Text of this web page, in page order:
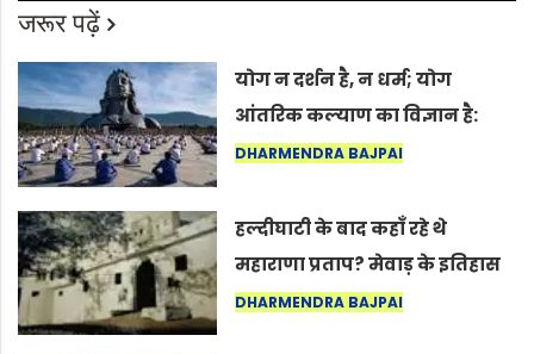
जरूर पढ़ें
योग न दर्शन है, न धर्म; योग
आंतरिक कल्याण का विज्ञान है:
अंतरराष्ट्रीय योग दिवस 2026 पर
DHARMENDRA BAJPAI
हल्दीघाटी के बाद कहाँ रहे थे
महाराणा प्रताप? मेवाड़ के इतिहास
का वह अनकहा अध्याय जो आज भी
DHARMENDRA BAJPAI